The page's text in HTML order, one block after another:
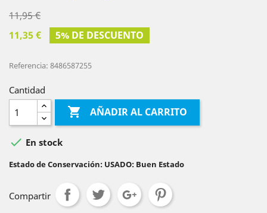
11,95 €
11,35 €
5% DE DESCUENTO
Referencia: 8486587255
Cantidad
 AÑADIR AL CARRITO
 En stock
Estado de Conservación: USADO: Buen Estado
Compartir